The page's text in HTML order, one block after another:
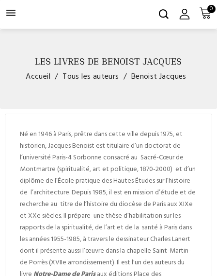
 0
LES LIVRES DE BENOIST JACQUES
Accueil Tous les auteurs Benoist Jacques
Né en 1946 à Paris, prêtre dans cette ville depuis 1975, et
historien, Jacques Benoist est titulaire d’un doctorat de
l’université Paris-4 Sorbonne consacré au Sacré-Cœur de
Montmartre (spiritualité, art et politique, 1870-2000) et d’un
diplôme de l’École pratique des Hautes Études sur l’histoire
de l’architecture. Depuis 1985, il est en mission d’étude et de
recherche au titre de l’histoire du diocèse de Paris auxXIXe
etXXe siècles. Il prépare une thèse d’habilitation sur les
rapports de la spiritualité, de l’art et de la santé à Paris dans
les années 1955-1985, à travers le dessinateur Charles Lanert
dont il présente aussi l’œuvre dans la chapelle Saint-Martin-
de Porrès (XVIIe arrondissement). Il est l'un des auteurs du